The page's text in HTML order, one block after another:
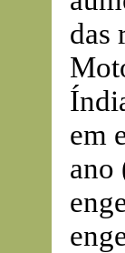
das
em
ano